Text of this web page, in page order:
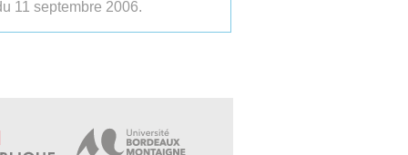
11 septembre 2006.